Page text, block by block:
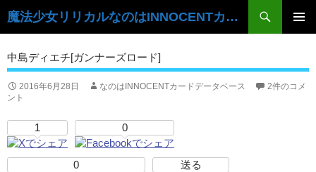
魔法少女リリカルなのはINNOCENTカードデータベース
検
索
イ
ン
テ
ン
ツ
へ
ッ
プ
中島ディエチ[ガンナーズロード]
2016年6月28日 なのはINNOCENTカードデータベース
2件のコメ
ント
1 0
0 送る